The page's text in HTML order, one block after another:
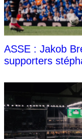
ASSE : Jakob
supporters